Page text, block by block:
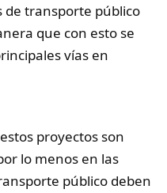
de transporte público
que con esto se
vías en
proyectos son
lo menos en las
público deben